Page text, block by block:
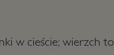
w cieście; wierzch to